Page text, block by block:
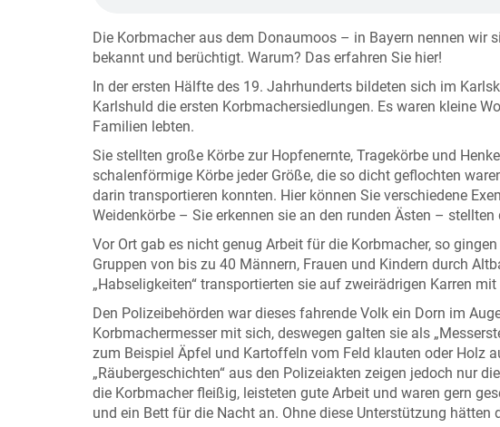
Die Korbmacher aus dem Donaumoos – in Bayern nennen wir
bekannt und berüchtigt. Warum? Das erfahren Sie hier!
In der ersten Hälfte des 19. Jahrhunderts bildeten sich im
Karlshuld die ersten Korbmachersiedlungen. Es waren kleine
Familien lebten.
Sie stellten große Körbe zur Hopfenernte, Tragekörbe und
schalenförmige Körbe jeder Größe, die so dicht geflochten
darin transportieren konnten. Hier können Sie verschiedene
Weidenkörbe – Sie erkennen sie an den runden Ästen – stellten
Vor Ort gab es nicht genug Arbeit für die Korbmacher, so
Gruppen von bis zu 40 Männern, Frauen und Kindern durch
„Habseligkeiten“ transportierten sie auf zweirädrigen Karren
Den Polizeibehörden war dieses fahrende Volk ein Dorn im
Korbmachermesser mit sich, deswegen galten sie als
zum Beispiel Äpfel und Kartoffeln vom Feld klauten oder Holz
„Räubergeschichten“ aus den Polizeiakten zeigen jedoch nur
die Korbmacher fleißig, leisteten gute Arbeit und waren gern
und ein Bett für die Nacht an. Ohne diese Unterstützung